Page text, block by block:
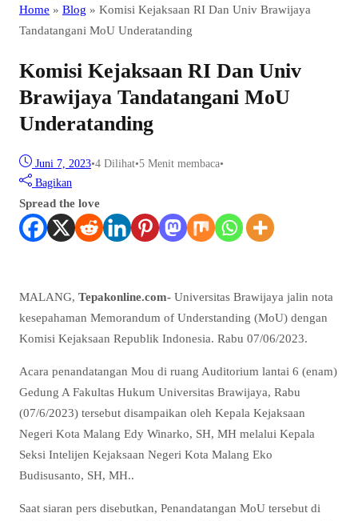
Home » Blog » Komisi Kejaksaan RI Dan Univ Brawijaya
Tandatangani MoU Underatanding
Komisi Kejaksaan RI Dan Univ
Brawijaya Tandatangani MoU
Underatanding
Juni 7, 2023•4 Dilihat•5 Menit membaca•
Bagikan
Spread the love
MALANG, Tepakonline.com- Universitas Brawijaya jalin nota
kesepahaman Memorandum of Understanding (MoU) dengan
Komisi Kejaksaan Republik Indonesia. Rabu 07/06/2023.
Acara penandatangan Mou di ruang Auditorium lantai 6 (enam)
Gedung A Fakultas Hukum Universitas Brawijaya, Rabu
(07/6/2023) tersebut disampaikan oleh Kepala Kejaksaan
Negeri Kota Malang Edy Winarko, SH, MH melalui Kepala
Seksi Intelijen Kejaksaan Negeri Kota Malang Eko
Budisusanto, SH, MH..
Saat siaran pers disebutkan, Penandatangan MoU tersebut di